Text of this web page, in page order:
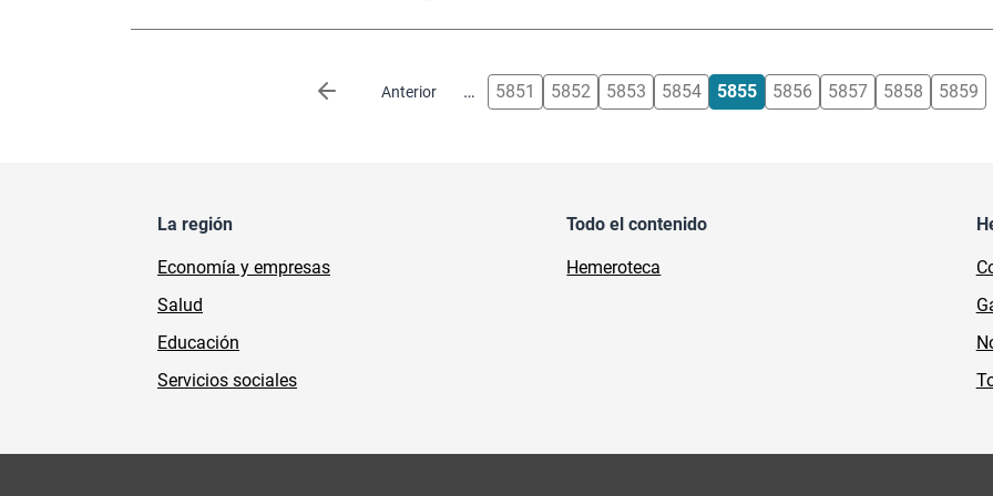
Anterior
Página anterior … 5851 5852 5853 5854 5855 5856 5857 5858 5859
La región
Economía y empresas
Salud
Educación
Servicios sociales
Todo el contenido
Hemeroteca